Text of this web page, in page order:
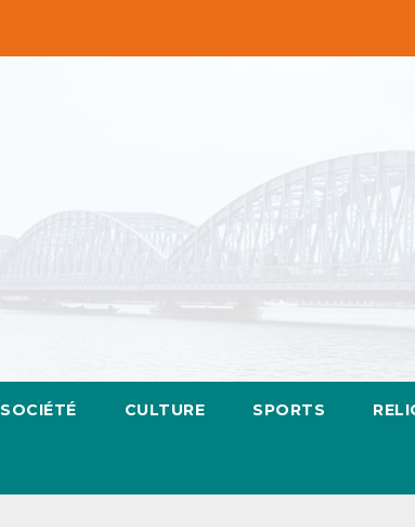
SOCIÉTÉ CULTURE SPORTS